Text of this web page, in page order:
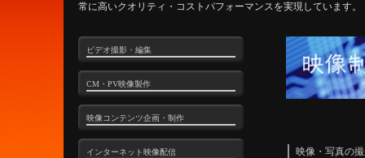
常に高いクオリティ・コストパフォーマンスを実現しています。
映像・写真の
ビデオ撮影・編集
CM・PV映像製作
映像コンテンツ企画・制作
インターネット映像配信